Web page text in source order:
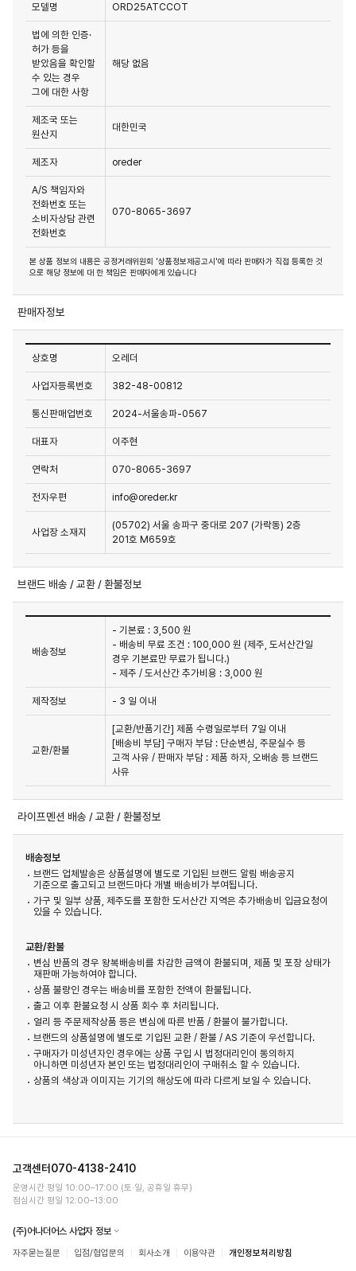
모델명 ORD25ATCCOT
법에 의한 인증·
허가 등을
받았음을 확인할
수 있는 경우
그에 대한 사항
해당 없음
제조국 또는
원산지
대한민국
제조자 oreder
A/S 책임자와
전화번호 또는
소비자상담 관련
전화번호
070-8065-3697
본 상품 정보의 내용은 공정거래위원회 '상품정보제공고시'에 따라 판매자가 직접 등록한 것
으로 해당 정보에 대 한 책임은 판매자에게 있습니다
판매자정보
상호명 오레더
사업자등록번호 382-48-00812
통신판매업번호 2024-서울송파-0567
대표자 이주현
연락처 070-8065-3697
전자우편 info@oreder.kr
사업장 소재지
(05702) 서울 송파구 중대로 207 (가락동) 2층
201호 M659호
브랜드 배송 / 교환 / 환불정보
배송정보
- 기본료 : 3,500 원
- 배송비 무료 조건 : 100,000 원 (제주, 도서산간일
경우 기본료만 무료가 됩니다.)
- 제주 / 도서산간 추가비용 : 3,000 원
제작정보 - 3 일 이내
교환/환불
[교환/반품기간] 제품 수령일로부터 7일 이내
[배송비 부담] 구매자 부담 : 단순변심, 주문실수 등
고객 사유 / 판매자 부담 : 제품 하자, 오배송 등 브랜드
사유
라이프멘션 배송 / 교환 / 환불정보
배송정보
브랜드 업체발송은 상품설명에 별도로 기입된 브랜드 알림 배송공지
기준으로 출고되고 브랜드마다 개별 배송비가 부여됩니다.
가구 및 일부 상품, 제주도를 포함한 도서산간 지역은 추가배송비 입금요청이
있을 수 있습니다.
교환/환불
변심 반품의 경우 왕복배송비를 차감한 금액이 환불되며, 제품 및 포장 상태가
재판매 가능하여야 합니다.
상품 불량인 경우는 배송비를 포함한 전액이 환불됩니다.
출고 이후 환불요청 시 상품 회수 후 처리됩니다.
얼리 등 주문제작상품 등은 변심에 따른 반품 / 환불이 불가합니다.
브랜드의 상품설명에 별도로 기입된 교환 / 환불 / AS 기준이 우선합니다.
구매자가 미성년자인 경우에는 상품 구입 시 법정대리인이 동의하지
아니하면 미성년자 본인 또는 법정대리인이 구매취소 할 수 있습니다.
상품의 색상과 이미지는 기기의 해상도에 따라 다르게 보일 수 있습니다.
고객센터 070-4138-2410
운영시간 평일 10:00–17:00 (토·일, 공휴일 휴무)
점심시간 평일 12:00–13:00
(주)어나더어스 사업자 정보
자주묻는질문 입점/협업문의 회사소개 이용약관 개인정보처리방침